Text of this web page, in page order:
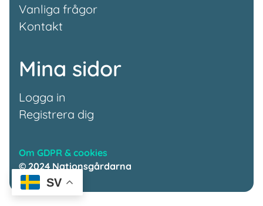
Om GDPR & cookies
© 2024 Nationsgårdarna
Vanliga frågor
Kontakt
Mina sidor
Logga in
Registrera dig
SV